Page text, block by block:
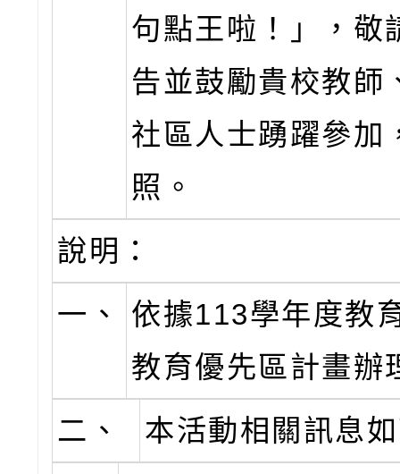
句點王啦！」，敬
告並鼓勵貴校教師
社區人士踴躍參加
照。
說明：
一、
依據113學年度教
教育優先區計畫辦
二、
本活動相關訊息